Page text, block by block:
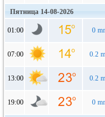
Пятница 14-08-2026
01:00 0
07:00 0.2
13:00 0.2
19:00 0